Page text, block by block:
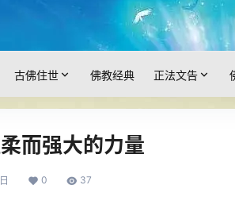
古佛住世 佛教经典 正法文告
而强大的力量
0 37